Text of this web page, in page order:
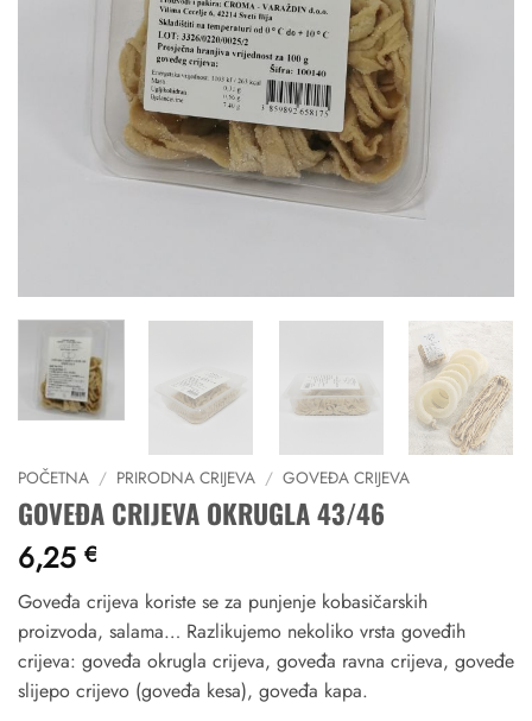
POČETNA / PRIRODNA CRIJEVA / GOVEĐA CRIJEVA
GOVEĐA CRIJEVA OKRUGLA 43/46
6,25 €
Goveđa crijeva koriste se za punjenje kobasičarskih
proizvoda, salama… Razlikujemo nekoliko vrsta goveđih
crijeva: goveđa okrugla crijeva, goveđa ravna crijeva, goveđe
slijepo crijevo (goveđa kesa), goveđa kapa.